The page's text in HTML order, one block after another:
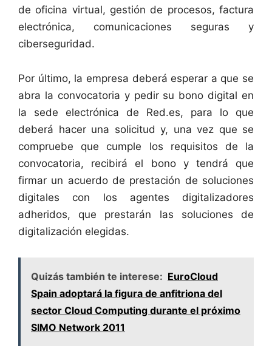
de oficina virtual, gestión de procesos, factura
electrónica, comunicaciones seguras y
ciberseguridad.
Por último, la empresa deberá esperar a que se
abra la convocatoria y pedir su bono digital en
la sede electrónica de Red.es, para lo que
deberá hacer una solicitud y, una vez que se
compruebe que cumple los requisitos de la
convocatoria, recibirá el bono y tendrá que
firmar un acuerdo de prestación de soluciones
digitales con los agentes digitalizadores
adheridos, que prestarán las soluciones de
digitalización elegidas.
Quizás también te interese: EuroCloud
Spain adoptará la figura de anfitriona del
sector Cloud Computing durante el próximo
SIMO Network 2011